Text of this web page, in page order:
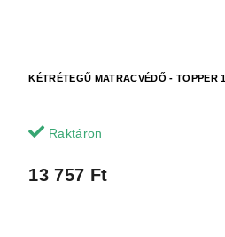
KÉTRÉTEGŰ MATRACVÉDŐ - TOPPER
Raktáron
13 757 Ft